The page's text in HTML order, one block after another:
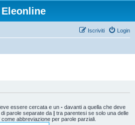
Eleonline
Login
Iscriviti
essere cercata e un - davanti a quella che deve
parole separate da | tra parentesi se solo una delle
abbreviazione per parole parziali.